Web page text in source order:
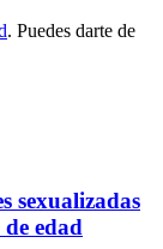
. Puedes darte de
sexualizadas
edad